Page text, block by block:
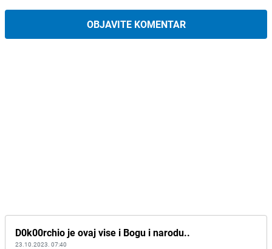
OBJAVITE KOMENTAR
D0k00rchio je ovaj vise i Bogu i narodu..
23.10.2023. 07:40